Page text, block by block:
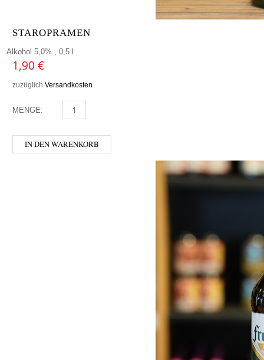
STAROPRAMEN
Alkohol 5,0% , 0,5 l
1,90 €
zuzüglich Versandkosten
MENGE: STAROPRAMEN MENGE
IN DEN WARENKORB